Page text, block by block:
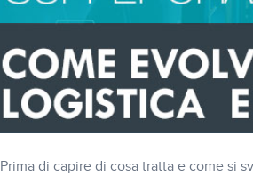
Prima di capire di cosa tratta e come si